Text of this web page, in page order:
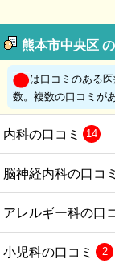
熊本市中央区
は口コミのある医
数。複数の口コミが
内科の口コミ 14
脳神経内科の口コミ
アレルギー科の口
小児科の口コミ 2